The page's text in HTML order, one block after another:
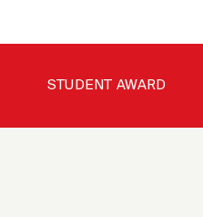
STUDENT AWARD